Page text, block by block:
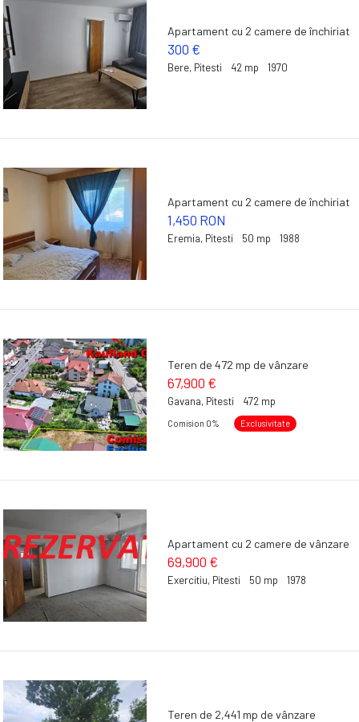
Apartament cu 2 camere de închiriat
300 €
Bere, Pitesti 42 mp 1970
Apartament cu 2 camere de închiriat
1,450 RON
Eremia, Pitesti 50 mp 1988
Teren de 472 mp de vânzare
67,900 €
Gavana, Pitesti 472 mp
Comision 0% Exclusivitate
Apartament cu 2 camere de vânzare
69,900 €
Exercitiu, Pitesti 50 mp 1978
Teren de 2,441 mp de vânzare